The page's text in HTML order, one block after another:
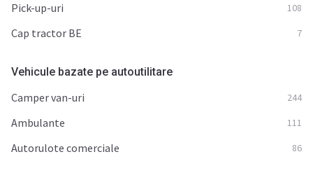
Pick-up-uri 108
Cap tractor BE 7
Vehicule bazate pe autoutilitare
Camper van-uri 244
Ambulante 111
Autorulote comerciale 86